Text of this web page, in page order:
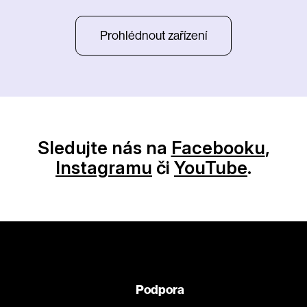
Prohlédnout zařízení
Sledujte nás na Facebooku,
Instagramu či YouTube.
Podpora